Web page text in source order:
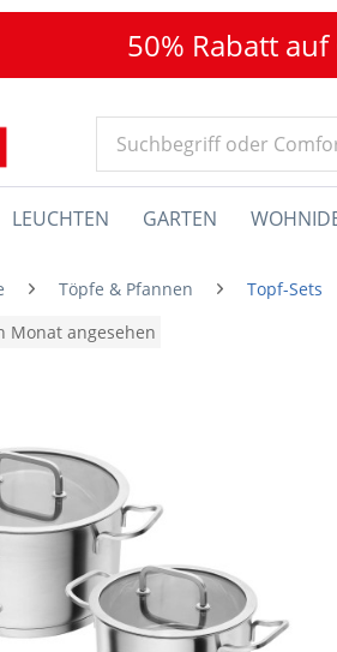
50% Rabatt
LEUCHTEN GARTEN
Töpfe & Pfannen
Topf-Sets
Monat angesehen